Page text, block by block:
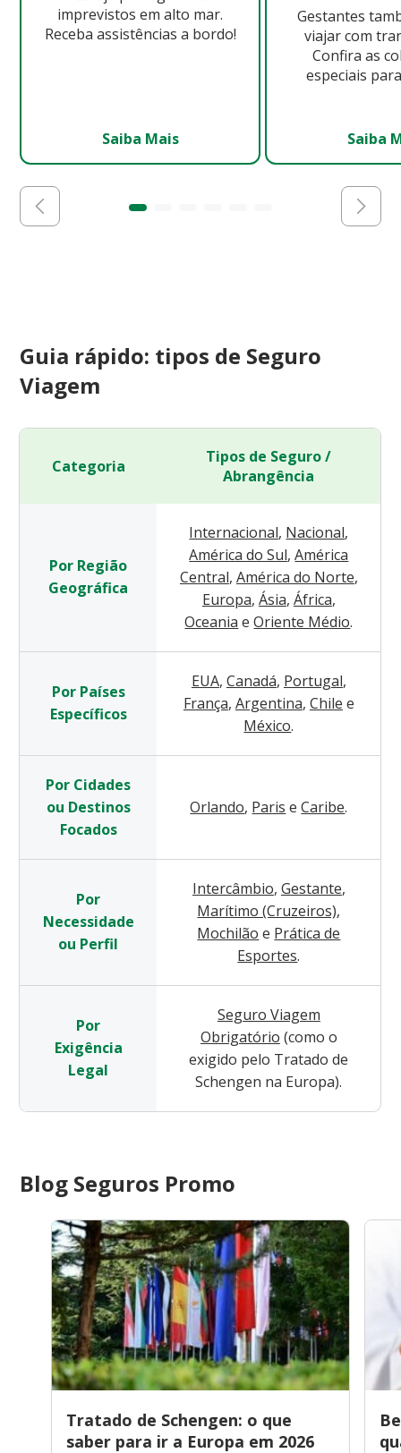
imprevistos em alto mar.
Receba assistências a bordo!
Saiba Mais
Gestantes
viajar com
Confira as
especiais
Saiba
Guia rápido: tipos de Seguro
Viagem
Categoria
Tipos de Seguro /
Abrangência
Por Região
Geográfica
Internacional, Nacional,
América do Sul, América
Central, América do Norte,
Europa, Ásia, África,
Oceania e Oriente Médio.
Por Países
Específicos
EUA, Canadá, Portugal,
França, Argentina, Chile e
México.
Por Cidades
ou Destinos
Focados
Orlando, Paris e Caribe.
Por
Necessidade
ou Perfil
Intercâmbio, Gestante,
Marítimo (Cruzeiros),
Mochilão e Prática de
Esportes.
Por
Exigência
Legal
Seguro Viagem
Obrigatório (como o
exigido pelo Tratado de
Schengen na Europa).
Blog Seguros Promo
Tratado de Schengen: o que
saber para ir a Europa em 2026